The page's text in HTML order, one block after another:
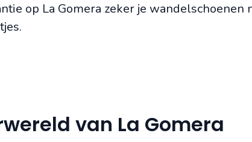
op La Gomera zeker je wandelschoenen
van La Gomera